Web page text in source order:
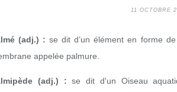
11 OCTOBRE
(adj.) : se dit d’un élément en forme
appelée palmure.
(adj.) : se dit d'un Oiseau